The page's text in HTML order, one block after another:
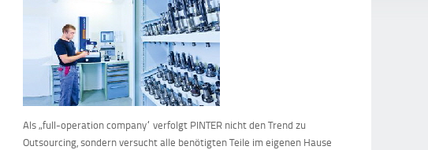
Als „full-operation company“ verfolgt PINTER nicht den Trend zu
Outsourcing, sondern versucht alle benötigten Teile im eigenen Hause